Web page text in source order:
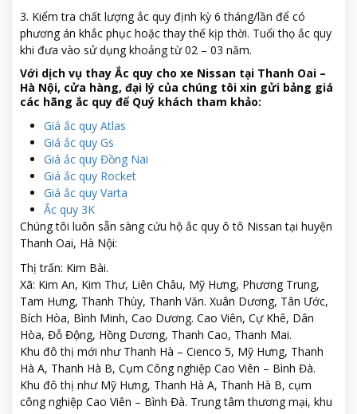
3. Kiểm tra chất lượng ắc quy định kỳ 6 tháng/lần để có
phương án khắc phục hoặc thay thế kịp thời. Tuổi thọ ắc quy
khi đưa vào sử dụng khoảng từ 02 – 03 năm.
Với dịch vụ thay Ắc quy cho xe Nissan tại Thanh Oai –
Hà Nội, cửa hàng, đại lý của chúng tôi xin gửi bảng giá
các hãng ắc quy để Quý khách tham khảo:
Giá ắc quy Atlas
Giá ắc quy Gs
Giá ắc quy Đồng Nai
Giá ắc quy Rocket
Giá ắc quy Varta
Ắc quy 3K
Chúng tôi luôn sẵn sàng cứu hộ ắc quy ô tô Nissan tại huyện
Thanh Oai, Hà Nội:
Thị trấn: Kim Bài.
Xã: Kim An, Kim Thư, Liên Châu, Mỹ Hưng, Phương Trung,
Tam Hưng, Thanh Thùy, Thanh Văn. Xuân Dương, Tân Ước,
Bích Hòa, Bình Minh, Cao Dương. Cao Viên, Cự Khê, Dân
Hòa, Đỗ Động, Hồng Dương, Thanh Cao, Thanh Mai.
Khu đô thị mới như Thanh Hà – Cienco 5, Mỹ Hưng, Thanh
Hà A, Thanh Hà B, Cụm Công nghiệp Cao Viên – Bình Đà.
Khu đô thị như Mỹ Hưng, Thanh Hà A, Thanh Hà B, cụm
công nghiệp Cao Viên – Bình Đà. Trung tâm thương mại, khu